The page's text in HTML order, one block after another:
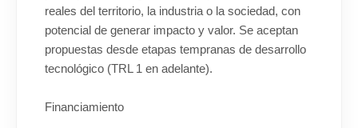
reales del territorio, la industria o la sociedad, con
potencial de generar impacto y valor. Se aceptan
propuestas desde etapas tempranas de desarrollo
tecnológico (TRL 1 en adelante).
Financiamiento